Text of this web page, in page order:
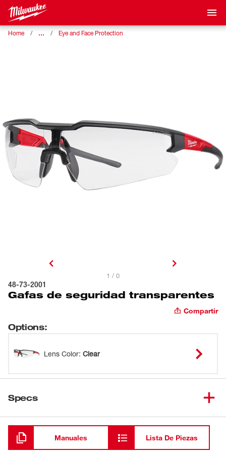
Home … Eye and Face Protection
1 / 0
48-73-2001
Gafas de seguridad transparentes
Compartir
Options:
Lens Color: Clear
Specs
Cargando
Manuales Lista De Piezas